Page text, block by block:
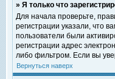
» Я только что
Для начала проверьте,
регистрации указали, что
пользователи были
регистрации адрес
либо фильтром. Если вы
Вернуться наверх